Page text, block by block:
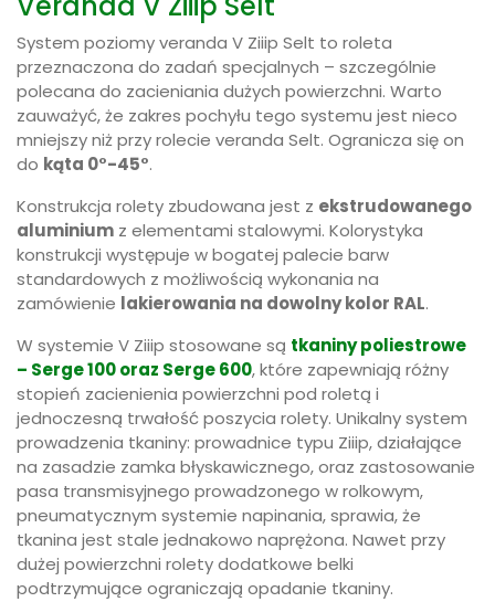
System poziomy veranda V Ziiip Selt to roleta
przeznaczona do zadań specjalnych – szczególnie
polecana do zacieniania dużych powierzchni. Warto
zauważyć, że zakres pochyłu tego systemu jest nieco
mniejszy niż przy rolecie veranda Selt. Ogranicza się on
do kąta 0°-45°.
Konstrukcja rolety zbudowana jest z ekstrudowanego
aluminium z elementami stalowymi. Kolorystyka
konstrukcji występuje w bogatej palecie barw
standardowych z możliwością wykonania na
zamówienie lakierowania na dowolny kolor RAL.
W systemie V Ziiip stosowane są tkaniny poliestrowe
– Serge 100 oraz Serge 600, które zapewniają różny
stopień zacienienia powierzchni pod roletą i
jednoczesną trwałość poszycia rolety. Unikalny system
prowadzenia tkaniny: prowadnice typu Ziiip, działające
na zasadzie zamka błyskawicznego, oraz zastosowanie
pasa transmisyjnego prowadzonego w rolkowym,
pneumatycznym systemie napinania, sprawia, że
tkanina jest stale jednakowo naprężona. Nawet przy
dużej powierzchni rolety dodatkowe belki
podtrzymujące ograniczają opadanie tkaniny.